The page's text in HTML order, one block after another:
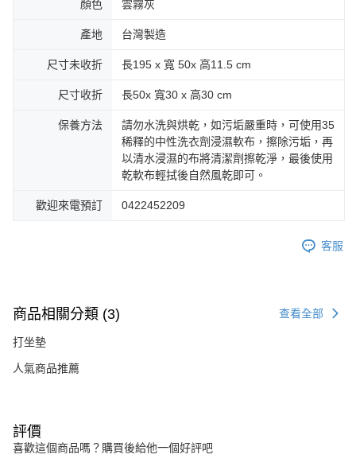
顏色 雲霧灰
產地 台灣製造
尺寸未收折 長195 x 寬 50x 高11.5 cm
尺寸收折 長50x 寬30 x 高30 cm
保養方法
請勿水洗與烘乾，如污垢嚴重時，可使用35
稀釋的中性洗衣劑浸濕軟布，擦除污垢，再
以清水浸濕的布將清潔劑擦乾淨，最後使用
乾軟布輕拭後自然風乾即可。
歡迎來電預訂 0422452209
客服
商品相關分類 (3) 查看全部
打坐墊
人氣商品推薦
評價
喜歡這個商品嗎？購買後給他一個好評吧